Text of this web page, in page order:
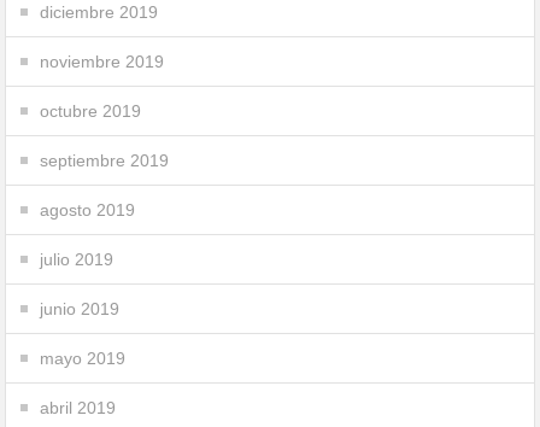
diciembre 2019
noviembre 2019
octubre 2019
septiembre 2019
agosto 2019
julio 2019
junio 2019
mayo 2019
abril 2019